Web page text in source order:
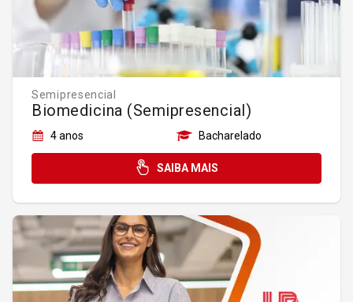
Semipresencial
Biomedicina (Semipresencial)
4 anos Bacharelado
SAIBA MAIS